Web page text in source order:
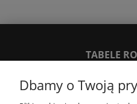
TABELE
SPOSOBY PŁATNOŚCI
Dbamy o Twoją